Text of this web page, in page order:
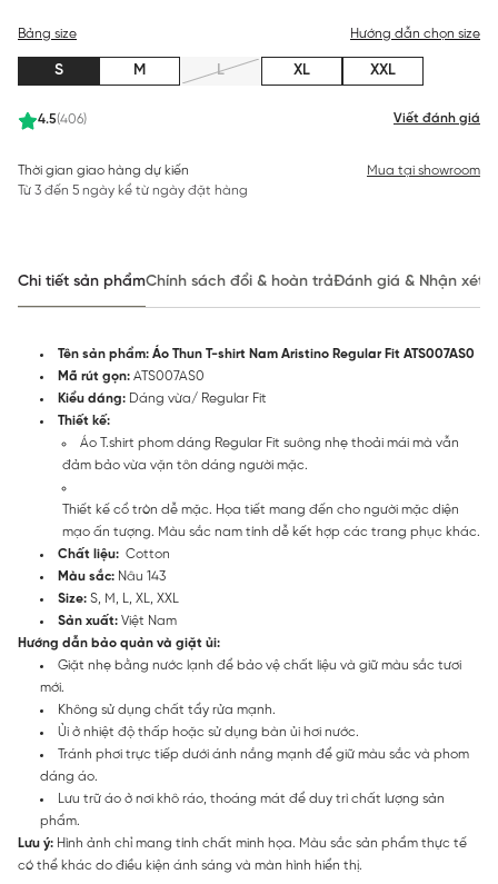
4.5(406) Viết đánh giá
Bảng size Hướng dẫn chọn size
S M L XL XXL
Thời gian giao hàng dự kiến
Từ 3 đến 5 ngày kể từ ngày đặt hàng
Mua tại showroom
Chi tiết sản phẩmChính sách đổi & hoàn trảĐánh giá & Nhận xét
Tên sản phẩm: Áo Thun T-shirt Nam Aristino Regular Fit ATS007AS0
Mã rút gọn: ATS007AS0
Kiểu dáng: Dáng vừa/ Regular Fit
Thiết kế:
Áo T.shirt phom dáng Regular Fit suông nhẹ thoải mái mà vẫn
đảm bảo vừa vặn tôn dáng người mặc.
Thiết kế cổ tròn dễ mặc. Họa tiết mang đến cho người mặc diện
mạo ấn tượng. Màu sắc nam tính dễ kết hợp các trang phục khác.
Chất liệu: Cotton
Màu sắc: Nâu 143
Size: S, M, L, XL, XXL
Sản xuất: Việt Nam
Hướng dẫn bảo quản và giặt ủi:
Giặt nhẹ bằng nước lạnh để bảo vệ chất liệu và giữ màu sắc tươi
mới.
Không sử dụng chất tẩy rửa mạnh.
Ủi ở nhiệt độ thấp hoặc sử dụng bàn ủi hơi nước.
Tránh phơi trực tiếp dưới ánh nắng mạnh để giữ màu sắc và phom
dáng áo.
Lưu trữ áo ở nơi khô ráo, thoáng mát để duy trì chất lượng sản
phẩm.
Lưu ý: Hình ảnh chỉ mang tính chất minh họa. Màu sắc sản phẩm thực tế
có thể khác do điều kiện ánh sáng và màn hình hiển thị.